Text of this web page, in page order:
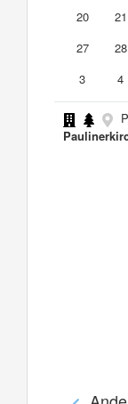
20
21
27
28
3
4